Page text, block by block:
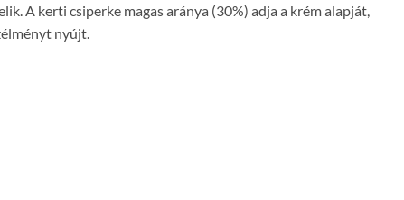
A kerti csiperke magas aránya (30%) adja a krém alapját,
nyújt.